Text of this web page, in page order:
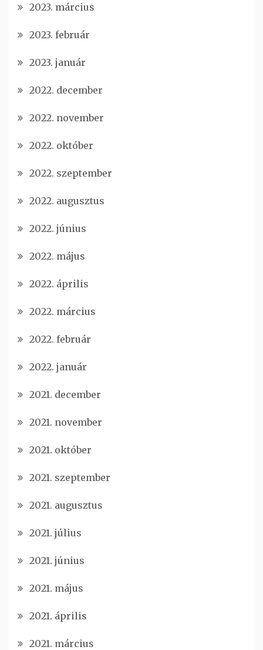
2023. március
2023. február
2023. január
2022. december
2022. november
2022. október
2022. szeptember
2022. augusztus
2022. június
2022. május
2022. április
2022. március
2022. február
2022. január
2021. december
2021. november
2021. október
2021. szeptember
2021. augusztus
2021. július
2021. június
2021. május
2021. április
2021. március